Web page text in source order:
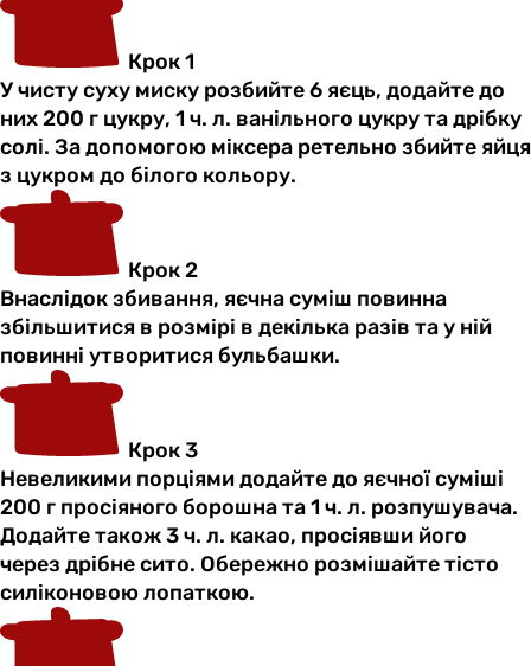
Крок 1
У чисту суху миску розбийте 6 яєць, додайте до
них 200 г цукру, 1 ч. л. ванільного цукру та дрібку
солі. За допомогою міксера ретельно збийте яйця
з цукром до білого кольору.
Крок 2
Внаслідок збивання, яєчна суміш повинна
збільшитися в розмірі в декілька разів та у ній
повинні утворитися бульбашки.
Крок 3
Невеликими порціями додайте до яєчної суміші
200 г просіяного борошна та 1 ч. л. розпушувача.
Додайте також 3 ч. л. какао, просіявши його
через дрібне сито. Обережно розмішайте тісто
силіконовою лопаткою.